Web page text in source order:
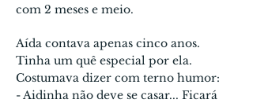
com 2 meses e meio.
Aída contava apenas cinco anos.
Tinha um quê especial por ela.
Costuma­va dizer com terno humor:
- Aidinha não deve se casar... Ficará